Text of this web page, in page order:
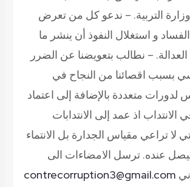
وزارة التربية. – ندعو كل من تعرض
و استغلال النفوذ أن ينشر ما
– نطالب بتعويضنا عن الضرر
بسبب اقصائنا من النجاح في
لدورات متعددة بالإضافة إلى اعتماد
اذ عمد إلى الانتدابات
لا تراعي مقياس الجدارة بل الانتماء
عنده. ترسل الامضاءات الى
contrecorruption3@gmail.com